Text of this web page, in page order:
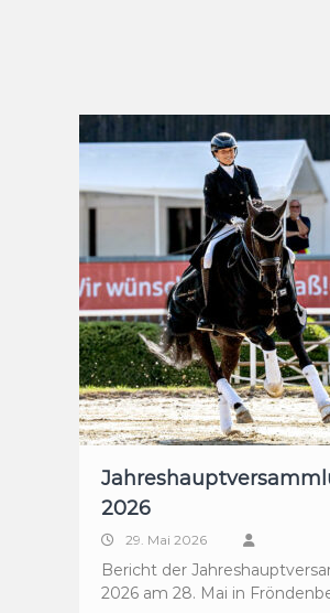
2026
29. Mai 2026
Bericht der
2026 am 28. Mai in